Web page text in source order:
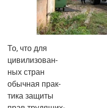
То, что для
циви­ли­зо­ван­
ных стран
обыч­ная прак­
ти­ка защи­ты